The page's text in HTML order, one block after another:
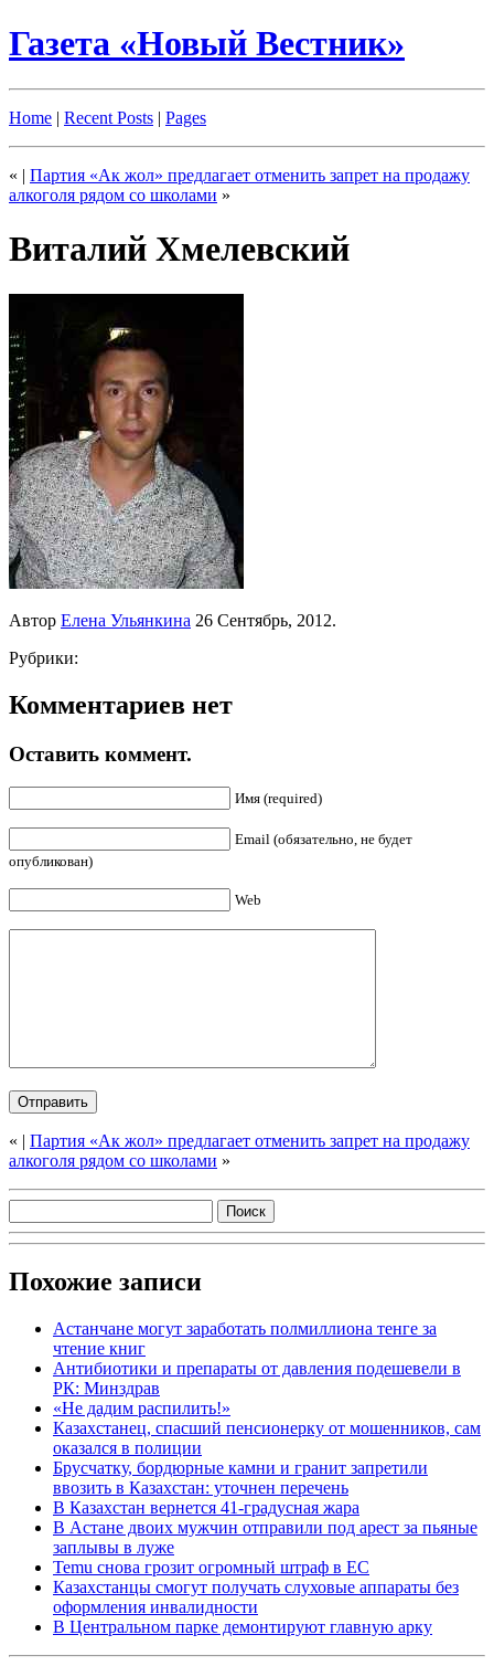
Газета «Новый Вестник»
Home | Recent Posts | Pages
« | Партия «Ак жол» предлагает отменить запрет на продажу
алкоголя рядом со школами »
Виталий Хмелевский
Автор Елена Ульянкина 26 Сентябрь, 2012.
Рубрики:
Комментариев нет
Оставить коммент.
Имя (required)
Email (обязательно, не будет
опубликован)
Web
« | Партия «Ак жол» предлагает отменить запрет на продажу
алкоголя рядом со школами »
Похожие записи
Астанчане могут заработать полмиллиона тенге за
чтение книг
Антибиотики и препараты от давления подешевели в
РК: Минздрав
«Не дадим распилить!»
Казахстанец, спасший пенсионерку от мошенников, сам
оказался в полиции
Брусчатку, бордюрные камни и гранит запретили
ввозить в Казахстан: уточнен перечень
В Казахстан вернется 41-градусная жара
В Астане двоих мужчин отправили под арест за пьяные
заплывы в луже
Temu снова грозит огромный штраф в ЕС
Казахстанцы смогут получать слуховые аппараты без
оформления инвалидности
В Центральном парке демонтируют главную арку